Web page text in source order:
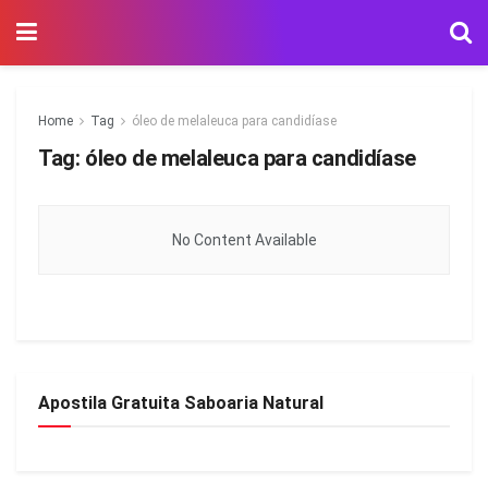
Home Tag óleo de melaleuca para candidíase
Tag: óleo de melaleuca para candidíase
No Content Available
Apostila Gratuita Saboaria Natural